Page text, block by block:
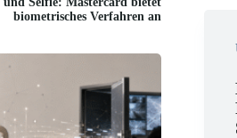
biometrisches Verfahren an